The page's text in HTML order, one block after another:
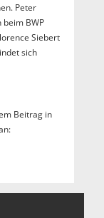
Peter
BWP
Siebert
sich
Beitrag in